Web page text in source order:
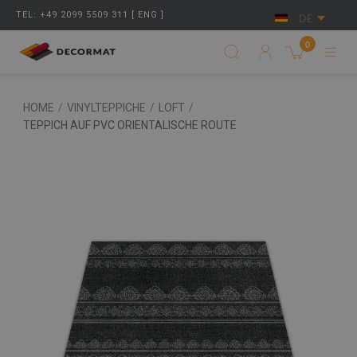
TEL: +49 2099 5509 311 [ ENG ] DE
0
HOME / VINYLTEPPICHE / LOFT /
TEPPICH AUF PVC ORIENTALISCHE ROUTE